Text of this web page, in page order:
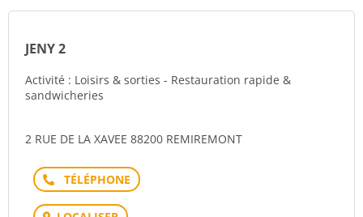
JENY 2
Activité : Loisirs & sorties - Restauration rapide &
sandwicheries
2 RUE DE LA XAVEE 88200 REMIREMONT
Téléphone